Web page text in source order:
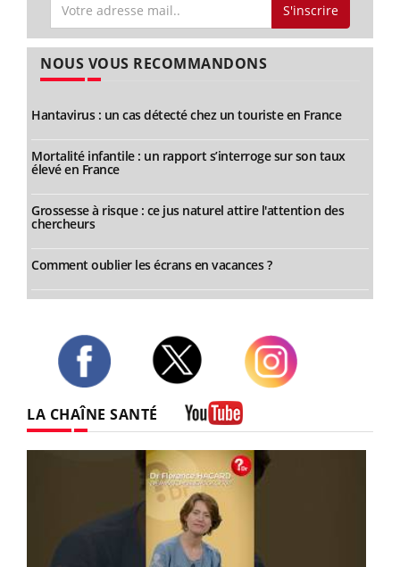
S'inscrire
NOUS VOUS RECOMMANDONS
Hantavirus : un cas détecté chez un touriste en France
Mortalité infantile : un rapport s’interroge sur son taux
élevé en France
Grossesse à risque : ce jus naturel attire l'attention des
chercheurs
Comment oublier les écrans en vacances ?
LA CHAÎNE SANTÉ